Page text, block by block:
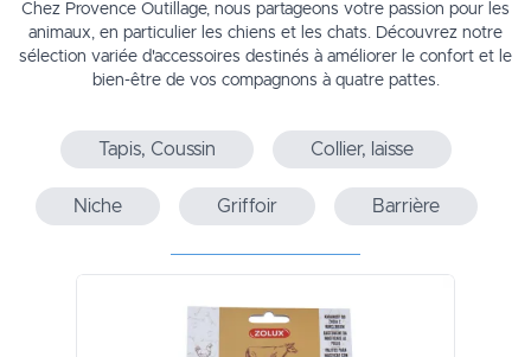
Chez Provence Outillage, nous partageons votre passion pour les
animaux, en particulier les chiens et les chats. Découvrez notre
sélection variée d'accessoires destinés à améliorer le confort et le
bien-être de vos compagnons à quatre pattes.
Tapis, Coussin Collier, laisse
Niche Griffoir Barrière